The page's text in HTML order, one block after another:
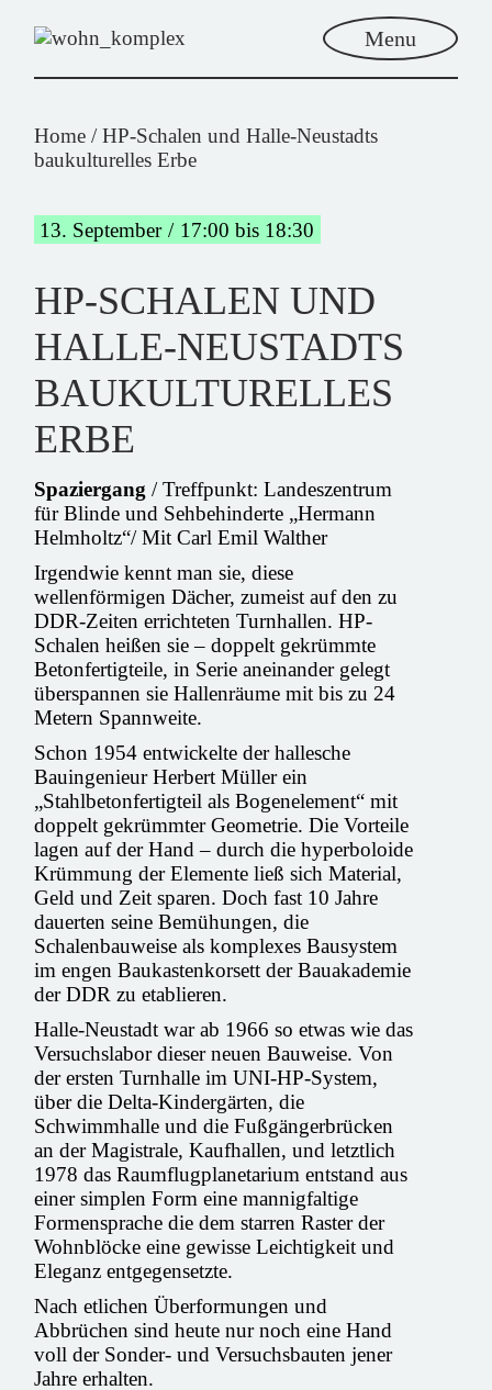
Menu
Home
HP-Schalen und Halle-Neustadts
baukulturelles Erbe
13. September 17:00 bis 18:30
HP-SCHALEN UND
HALLE-NEUSTADTS
BAUKULTURELLES
ERBE
Spaziergang / Treffpunkt: Landeszentrum
für Blinde und Sehbehinderte „Hermann
Helmholtz“/ Mit Carl Emil Walther
Irgendwie kennt man sie, diese
wellenförmigen Dächer, zumeist auf den zu
DDR-Zeiten errichteten Turnhallen. HP-
Schalen heißen sie – doppelt gekrümmte
Betonfertigteile, in Serie aneinander gelegt
überspannen sie Hallenräume mit bis zu 24
Metern Spannweite.
Schon 1954 entwickelte der hallesche
Bauingenieur Herbert Müller ein
„Stahlbetonfertigteil als Bogenelement“ mit
doppelt gekrümmter Geometrie. Die Vorteile
lagen auf der Hand – durch die hyperboloide
Krümmung der Elemente ließ sich Material,
Geld und Zeit sparen. Doch fast 10 Jahre
dauerten seine Bemühungen, die
Schalenbauweise als komplexes Bausystem
im engen Baukastenkorsett der Bauakademie
der DDR zu etablieren.
Halle-Neustadt war ab 1966 so etwas wie das
Versuchslabor dieser neuen Bauweise. Von
der ersten Turnhalle im UNI-HP-System,
über die Delta-Kindergärten, die
Schwimmhalle und die Fußgängerbrücken
an der Magistrale, Kaufhallen, und letztlich
1978 das Raumflugplanetarium entstand aus
einer simplen Form eine mannigfaltige
Formensprache die dem starren Raster der
Wohnblöcke eine gewisse Leichtigkeit und
Eleganz entgegensetzte.
Nach etlichen Überformungen und
Abbrüchen sind heute nur noch eine Hand
voll der Sonder- und Versuchsbauten jener
Jahre erhalten.